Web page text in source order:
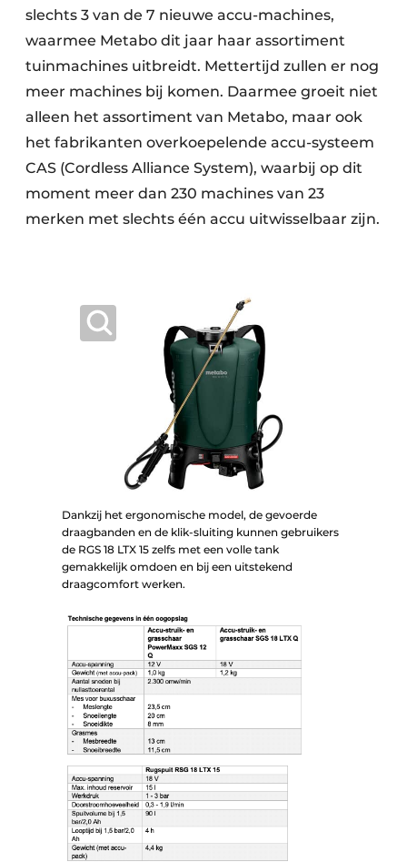
slechts 3 van de 7 nieuwe accu-machines,
waarmee Metabo dit jaar haar assortiment
tuinmachines uitbreidt. Mettertijd zullen er nog
meer machines bij komen. Daarmee groeit niet
alleen het assortiment van Metabo, maar ook
het fabrikanten overkoepelende accu-systeem
CAS (Cordless Alliance System), waarbij op dit
moment meer dan 230 machines van 23
merken met slechts één accu uitwisselbaar zijn.
Dankzij het ergonomische model, de gevoerde
draagbanden en de klik-sluiting kunnen gebruikers
de RGS 18 LTX 15 zelfs met een volle tank
gemakkelijk omdoen en bij een uitstekend
draagcomfort werken.